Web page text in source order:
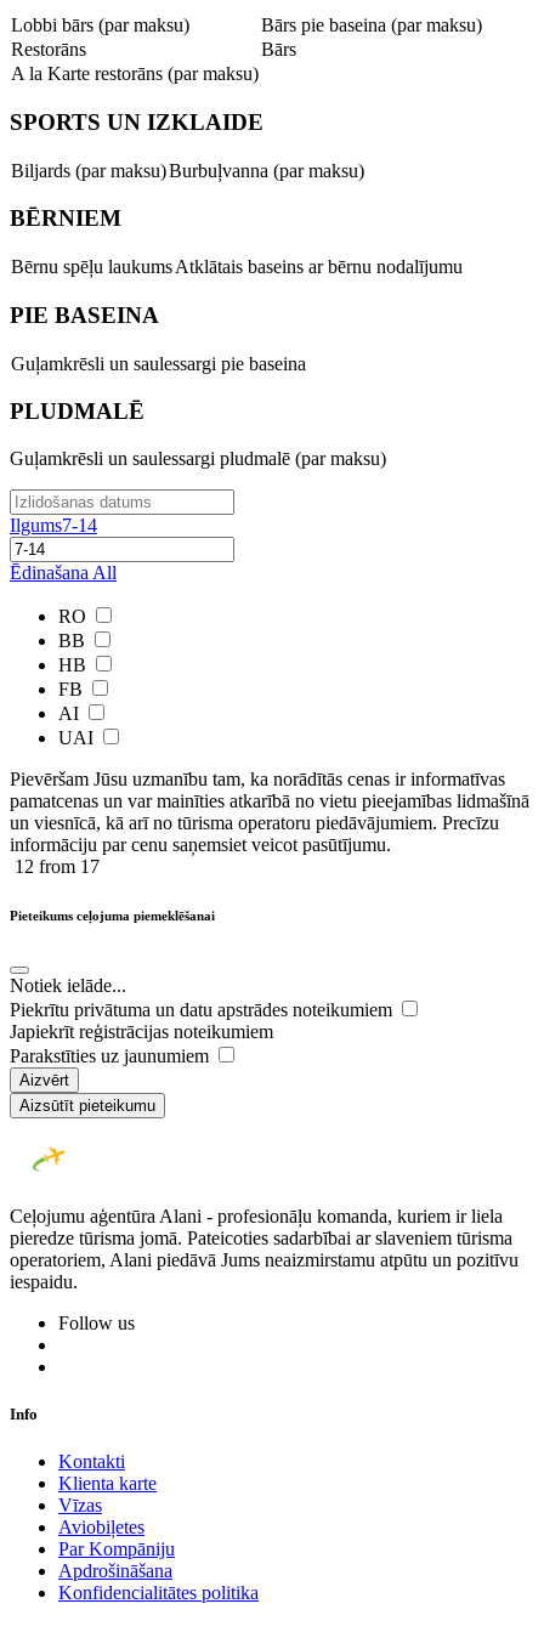
Lobbi bārs (par maksu)
Bārs pie baseina (par maksu)
Restorāns
Bārs
A la Karte restorāns (par maksu)
SPORTS UN IZKLAIDE
Biljards (par maksu)Burbuļvanna (par maksu)
BĒRNIEM
Bērnu spēļu laukumsAtklātais baseins ar bērnu nodalījumu
PIE BASEINA
Guļamkrēsli un saulessargi pie baseina
PLUDMALĒ
Guļamkrēsli un saulessargi pludmalē (par maksu)
Ilgums7-14
Ēdinašana All
RO
BB
HB
FB
AI
UAI
Pievēršam Jūsu uzmanību tam, ka norādītās cenas ir ​informatīvas ​
pamatcenas un var mainīties atkarībā ​no ​vietu pieejamības lidmašīnā
un viesnīcā, kā arī no tūrisma operatoru piedāvājumiem. Precīzu
informāciju par cenu saņemsiet veicot pasūtījumu.
12 from 17
Pieteikums ceļojuma piemeklēšanai
Notiek ielāde...
Piekrītu privātuma un datu apstrādes noteikumiem
Japiekrīt reģistrācijas noteikumiem
Parakstīties uz jaunumiem
Aizvērt
Aizsūtīt pieteikumu
Ceļojumu aģentūra Alani - profesionāļu komanda, kuriem ir liela
pieredze tūrisma jomā. Pateicoties sadarbībai ar slaveniem tūrisma
operatoriem, Alani piedāvā Jums neaizmirstamu atpūtu un pozitīvu
iespaidu.
Follow us
Info
Kontakti
Klienta karte
Vīzas
Aviobiļetes
Par Kompāniju
Apdrošināšana
Konfidencialitātes politika